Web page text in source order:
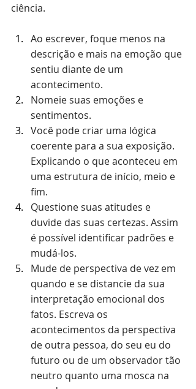
ciência.
Ao escrever, foque menos na
descrição e mais na emoção que
sentiu diante de um
acontecimento.
Nomeie suas emoções e
sentimentos.
Você pode criar uma lógica
coerente para a sua exposição.
Explicando o que aconteceu em
uma estrutura de início, meio e
fim.
Questione suas atitudes e
duvide das suas certezas. Assim
é possível identificar padrões e
mudá-los.
Mude de perspectiva de vez em
quando e se distancie da sua
interpretação emocional dos
fatos. Escreva os
acontecimentos da perspectiva
de outra pessoa, do seu eu do
futuro ou de um observador tão
neutro quanto uma mosca na